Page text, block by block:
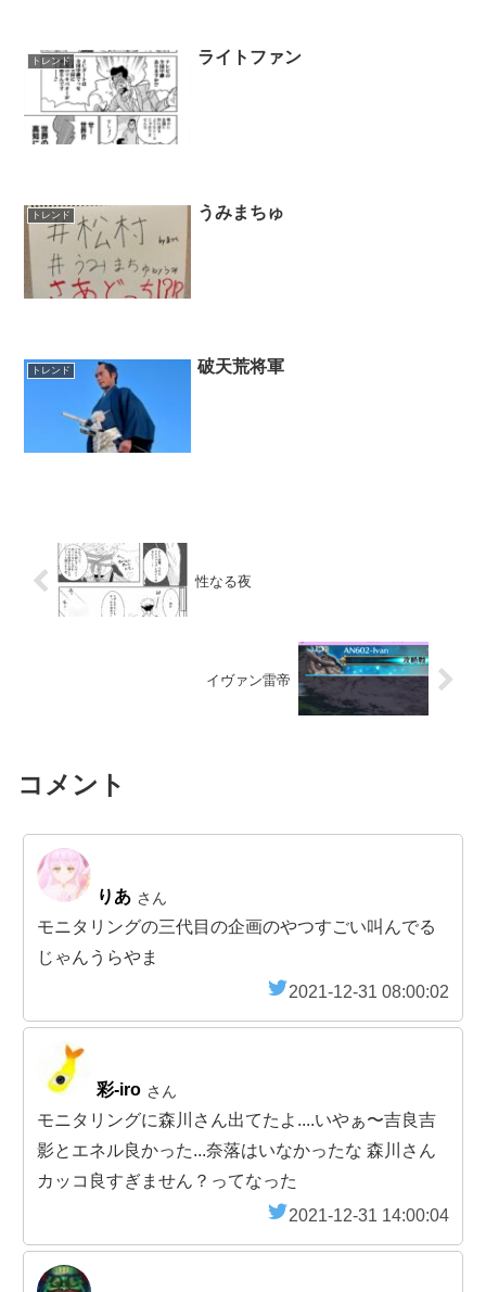
トレンド ライトファン
トレンド うみまちゅ
トレンド 破天荒将軍
性なる夜
イヴァン雷帝
コメント
りあ さん
モニタリングの三代目の企画のやつすごい叫んでる
じゃんうらやま
2021-12-31 08:00:02
︎︎彩-iro さん
モニタリングに森川さん出てたよ....いやぁ〜吉良吉
影とエネル良かった...奈落はいなかったな 森川さん
カッコ良すぎません？ってなった
2021-12-31 14:00:04